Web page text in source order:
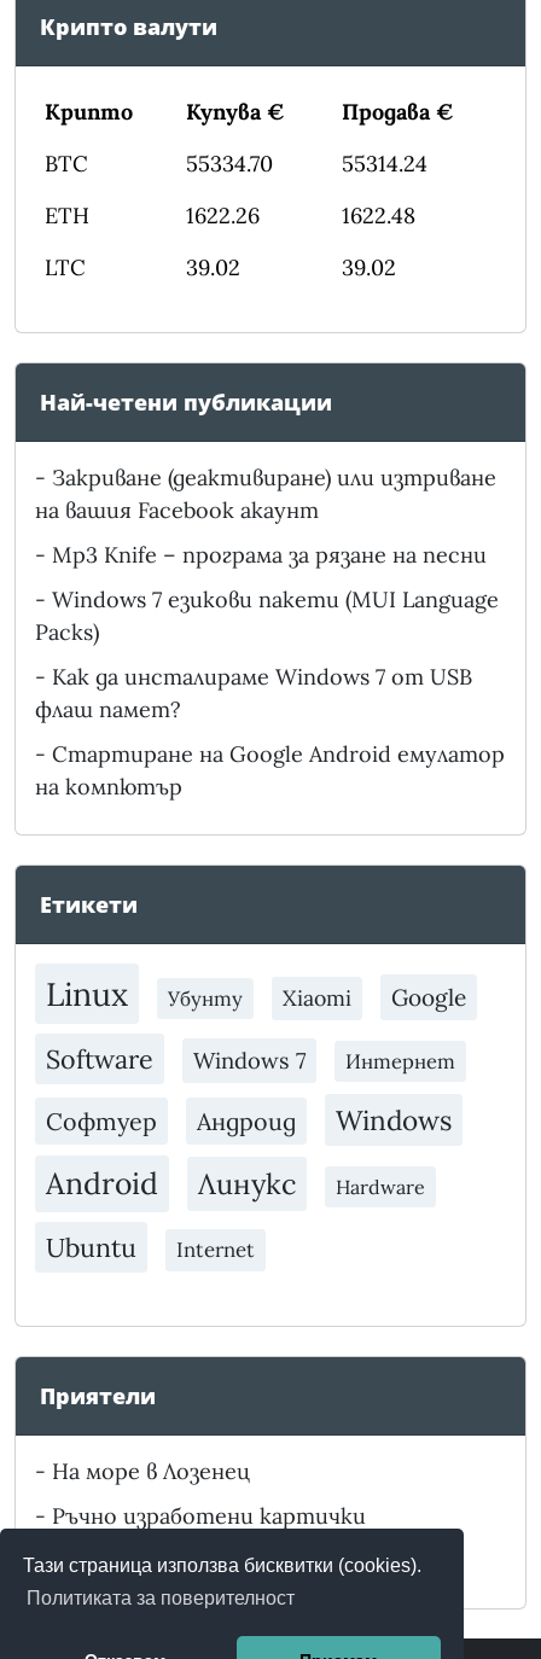
Тази страница използва бисквитки (cookies).
Политиката за поверителност
Крипто валути
Крипто Купува €
Продава €
BTC
55334.70
55314.24
ETH
1622.26
1622.48
LTC
39.02 39.02
Най-четени публикации
- Закриване (деактивиране) или изтриване
на вашия Facebook акаунт
- Mp3 Knife – програма за рязане на песни
- Windows 7 езикови пакети (MUI Language
Packs)
- Как да инсталираме Windows 7 от USB
флаш памет?
- Стартиране на Google Android емулатор
на компютър
Етикети
Linux Убунту Xiaomi Google
Software Windows 7 Интернет
Софтуер Андроид Windows
Android Линукс Hardware
Ubuntu Internet
Приятели
- На море в Лозенец
- Ръчно изработени картички
-Забележителности в България